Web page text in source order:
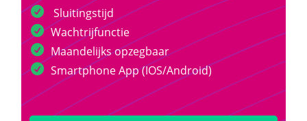
Sluitingstijd
Wachtrijfunctie
Maandelijks opzegbaar
Smartphone App (IOS/Android)